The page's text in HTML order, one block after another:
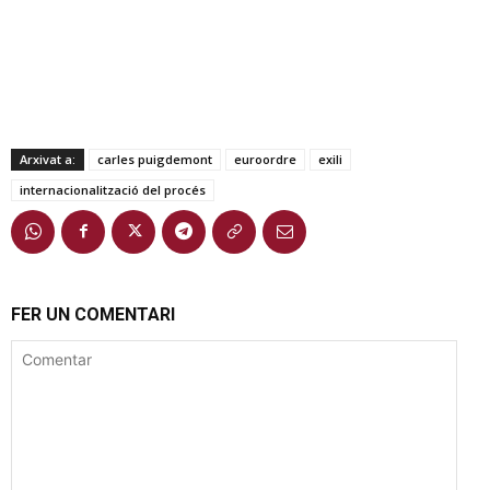
Arxivat a: carles puigdemont euroordre
exili
internacionalització del procés
FER UN COMENTARI